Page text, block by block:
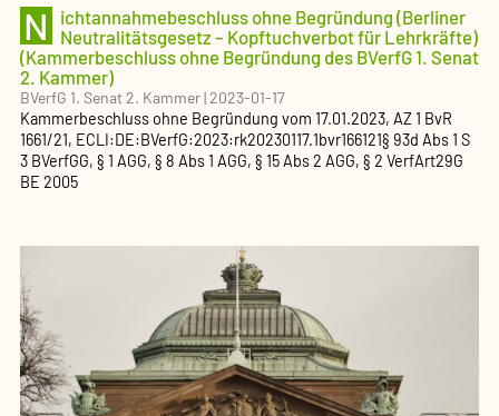
N
ichtannahmebeschluss ohne Begründung (Berliner
Neutralitätsgesetz – Kopftuchverbot für Lehrkräfte)
(Kammerbeschluss ohne Begründung des BVerfG 1. Senat
2. Kammer)
BVerfG 1. Senat 2. Kammer|2023-01-17
Kammerbeschluss ohne Begründung vom 17.01.2023, AZ1 BvR
1661/21, ECLI:DE:BVerfG:2023:rk20230117.1bvr166121§ 93d Abs 1 S
3 BVerfGG, § 1 AGG, § 8 Abs 1 AGG, § 15 Abs 2 AGG, § 2 VerfArt29G
BE 2005